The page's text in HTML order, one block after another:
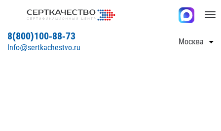
8(800)100-88-73
Info@sertkachestvo.ru
Москва